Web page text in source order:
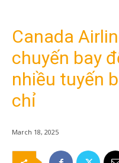
Canada
chuyến bay
nhiều tuyến
chỉ
March 18, 2025